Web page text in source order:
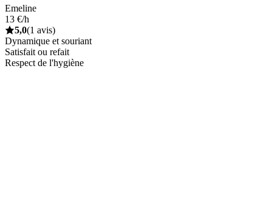
Emeline
13 €/h
5,0(1 avis)
Dynamique et souriant
Satisfait ou refait
Respect de l'hygiène